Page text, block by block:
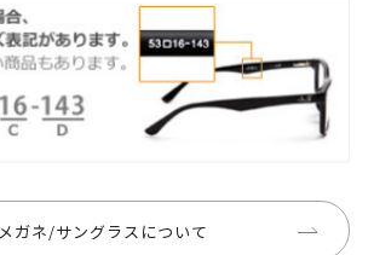
メガネ/サングラスについて